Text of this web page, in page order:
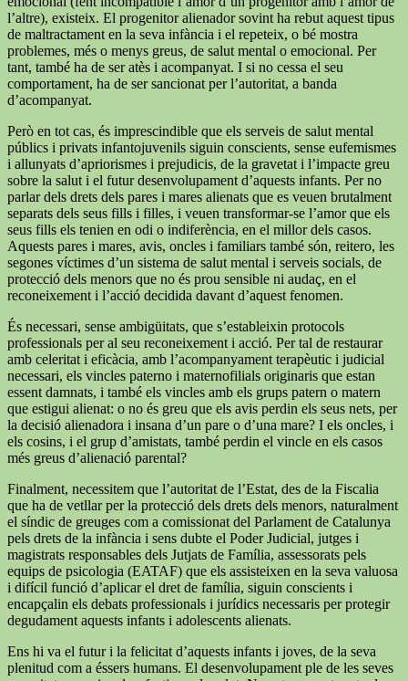
l’altre), existeix. El progenitor alienador sovint ha rebut aquest tipus
de maltractament en la seva infància i el repeteix, o bé mostra
problemes, més o menys greus, de salut mental o emocional. Per
tant, també ha de ser atès i acompanyat. I si no cessa el seu
comportament, ha de ser sancionat per l’autoritat, a banda
d’acompanyat.
Però en tot cas, és imprescindible que els serveis de salut mental
públics i privats infantojuvenils siguin conscients, sense eufemismes
i allunyats d’apriorismes i prejudicis, de la gravetat i l’impacte greu
sobre la salut i el futur desenvolupament d’aquests infants. Per no
parlar dels drets dels pares i mares alienats que es veuen brutalment
separats dels seus fills i filles, i veuen transformar-se l’amor que els
seus fills els tenien en odi o indiferència, en el millor dels casos.
Aquests pares i mares, avis, oncles i familiars també són, reitero, les
segones víctimes d’un sistema de salut mental i serveis socials, de
protecció dels menors que no és prou sensible ni audaç, en el
reconeixement i l’acció decidida davant d’aquest fenomen.
És necessari, sense ambigüitats, que s’estableixin protocols
professionals per al seu reconeixement i acció. Per tal de restaurar
amb celeritat i eficàcia, amb l’acompanyament terapèutic i judicial
necessari, els vincles paterno i maternofilials originaris que estan
essent damnats, i també els vincles amb els grups patern o matern
que estigui alienat: o no és greu que els avis perdin els seus nets, per
la decisió alienadora i insana d’un pare o d’una mare? I els oncles, i
els cosins, i el grup d’amistats, també perdin el vincle en els casos
més greus d’alienació parental?
Finalment, necessitem que l’autoritat de l’Estat, des de la Fiscalia
que ha de vetllar per la protecció dels drets dels menors, naturalment
el síndic de greuges com a comissionat del Parlament de Catalunya
pels drets de la infància i sens dubte el Poder Judicial, jutges i
magistrats responsables dels Jutjats de Família, assessorats pels
equips de psicologia (EATAF) que els assisteixen en la seva valuosa
i difícil funció d’aplicar el dret de família, siguin conscients i
encapçalin els debats professionals i jurídics necessaris per protegir
degudament aquests infants i adolescents alienats.
Ens hi va el futur i la felicitat d’aquests infants i joves, de la seva
plenitud com a éssers humans. El desenvolupament ple de les seves